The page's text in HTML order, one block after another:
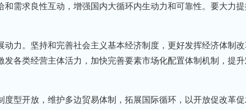
需求良性互动，增强国内大循环内生动力和可靠性。要大力提
力。坚持和完善社会主义基本经济制度，更好发挥经济体制
各类经营主体活力，加快完善要素市场化配置体制机制，提
型开放，维护多边贸易体制，拓展国际循环，以开放促改革